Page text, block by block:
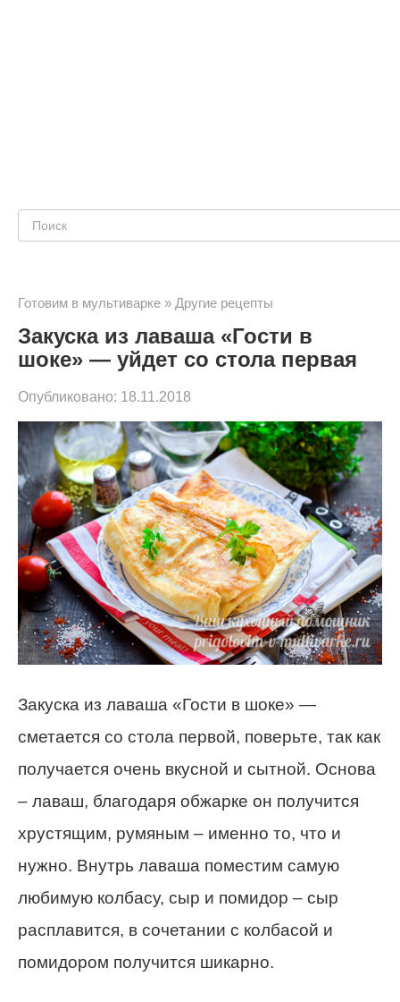
Поиск:
Готовим в мультиварке » Другие рецепты
Закуска из лаваша «Гости в
шоке» — уйдет со стола первая
Опубликовано: 18.11.2018
Закуска из лаваша «Гости в шоке» —
сметается со стола первой, поверьте, так как
получается очень вкусной и сытной. Основа
– лаваш, благодаря обжарке он получится
хрустящим, румяным – именно то, что и
нужно. Внутрь лаваша поместим самую
любимую колбасу, сыр и помидор – сыр
расплавится, в сочетании с колбасой и
помидором получится шикарно.